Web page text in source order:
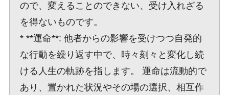
ので、変えることのできない、受け入れざる
を得ないものです。
* **運命**: 他者からの影響を受けつつ自発的
な行動を繰り返す中で、時々刻々と変化し続
ける人生の軌跡を指します。 運命は流動的で
あり、置かれた状況やその場の選択、相互作